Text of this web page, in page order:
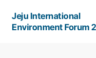
Jeju International
Environment Forum